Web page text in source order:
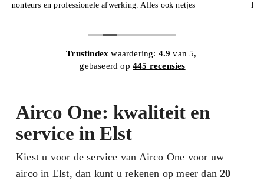
Deskundige en nette monteurs en alles wordt duidelijk
Trustindex waardering: 4.9 van 5,
gebaseerd op 445 recensies
Airco One: kwaliteit en
service in Elst
Kiest u voor de service van Airco One voor uw
airco in Elst, dan kunt u rekenen op meer dan20